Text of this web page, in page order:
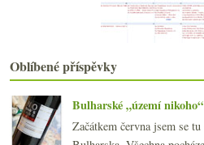
Předpověď pro 2018, vinné
Saumur Champigny & Cairanne
Energická Garnacha a
►2017(240)
►2016(250)
►2015(251)
Oblíbené příspěvky
Bulharské „území
Začátkem června jsem se